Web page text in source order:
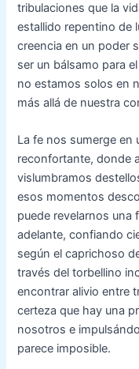
tribulaciones que la
estallido repentino de
creencia en un poder
ser un bálsamo para
no estamos solos en
más allá de nuestra
La fe nos sumerge en
reconfortante, donde
vislumbramos
esos momentos
puede revelarnos una
adelante, confiando
según el caprichoso
través del torbellino
encontrar alivio entre
certeza que hay una
nosotros e
parece imposible.